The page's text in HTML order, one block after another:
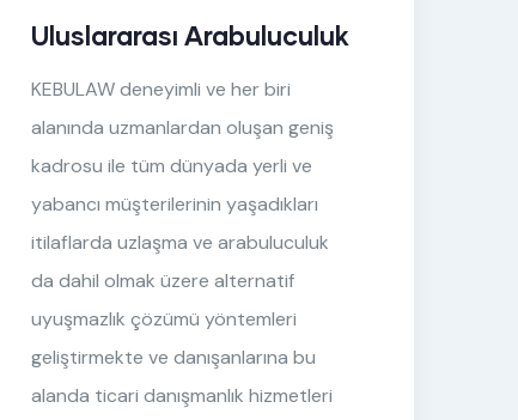
Uluslararası Arabuluculuk
KEBULAW deneyimli ve her biri
alanında uzmanlardan oluşan geniş
kadrosu ile tüm dünyada yerli ve
yabancı müşterilerinin yaşadıkları
itilaflarda uzlaşma ve arabuluculuk
da dahil olmak üzere alternatif
uyuşmazlık çözümü yöntemleri
geliştirmekte ve danışanlarına bu
alanda ticari danışmanlık hizmetleri